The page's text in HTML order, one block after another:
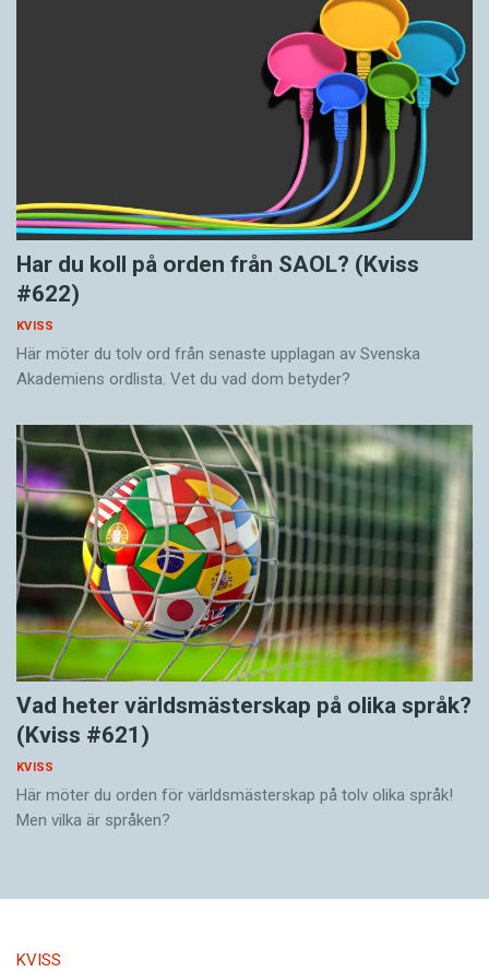
Har du koll på orden från SAOL? (Kviss
#622)
KVISS
Här möter du tolv ord från senaste upplagan av Svenska
Akademiens ordlista. Vet du vad dom betyder?
Vad heter världsmästerskap på olika språk?
(Kviss #621)
KVISS
Här möter du orden för världsmästerskap på tolv olika språk!
Men vilka är språken?
KVISS